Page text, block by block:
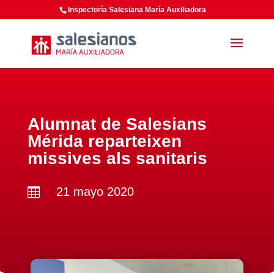
Inspectoría Salesiana María Auxiliadora
Alumnat de Salesians
Mérida reparteixen
missives als sanitaris
 21 mayo 2020